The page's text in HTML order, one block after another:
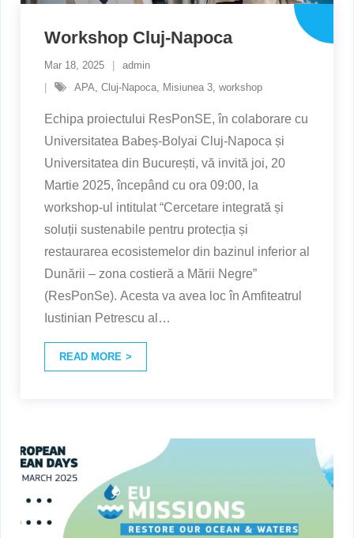
Workshop Cluj-Napoca
Mar 18, 2025
admin
APA Cluj-Napoca Misiunea 3 workshop
Echipa proiectului ResPonSE, în colaborare cu
Universitatea Babeș-Bolyai Cluj-Napoca și
Universitatea din București, vă invită joi, 20
Martie 2025, începând cu ora 09:00, la
workshop-ul intitulat “Cercetare integrată și
soluții sustenabile pentru protecția și
restaurarea ecosistemelor din bazinul inferior al
Dunării – zona costieră a Mării Negre”
(ResPonSe). Acesta va avea loc în Amfiteatrul
Iustinian Petrescu al …
READ MORE